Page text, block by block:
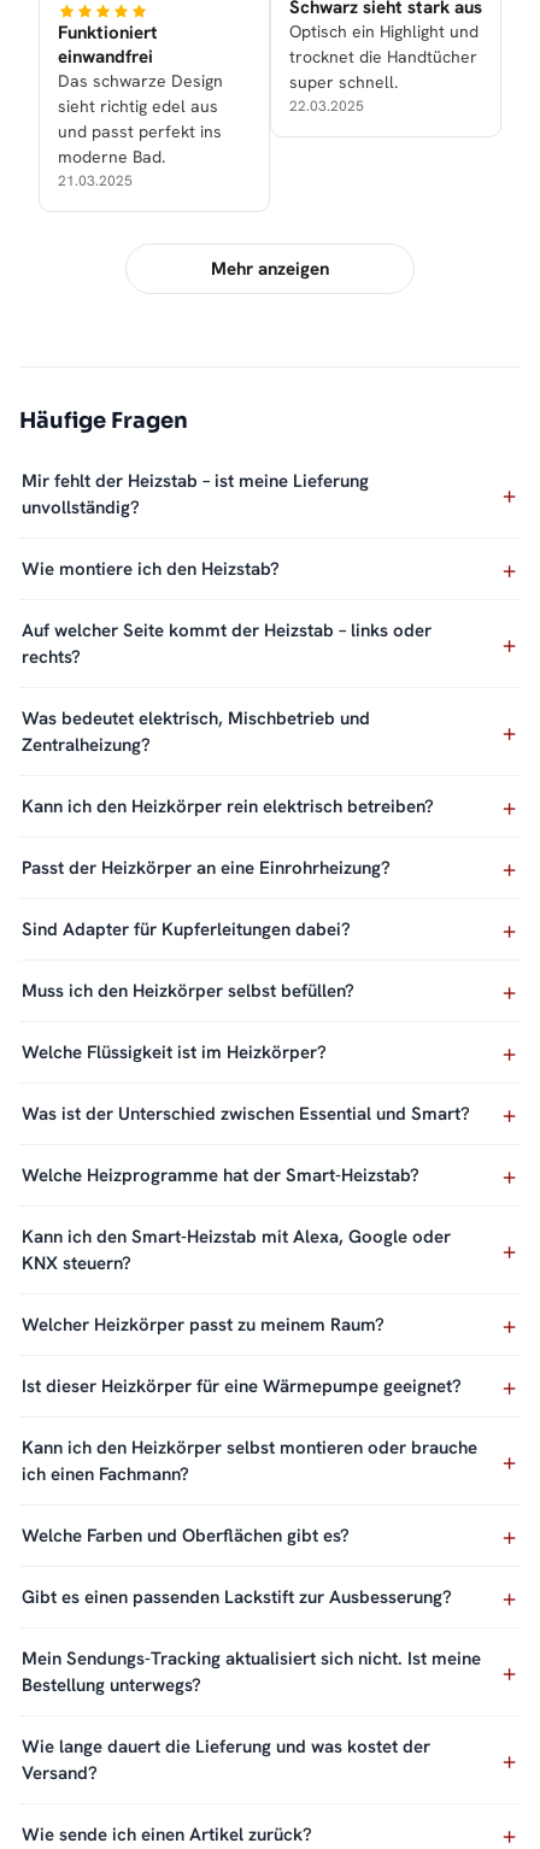
Funktioniert
einwandfrei
Das schwarze Design
sieht richtig edel aus
und passt perfekt ins
moderne Bad.
21.03.2025
Schwarz sieht stark aus
Optisch ein Highlight und
trocknet die Handtücher
super schnell.
22.03.2025
Mehr anzeigen
Häufige Fragen
Mir fehlt der Heizstab – ist meine Lieferung
unvollständig?
Wie montiere ich den Heizstab?
Auf welcher Seite kommt der Heizstab – links oder
rechts?
Was bedeutet elektrisch, Mischbetrieb und
Zentralheizung?
Kann ich den Heizkörper rein elektrisch betreiben?
Passt der Heizkörper an eine Einrohrheizung?
Sind Adapter für Kupferleitungen dabei?
Muss ich den Heizkörper selbst befüllen?
Welche Flüssigkeit ist im Heizkörper?
Was ist der Unterschied zwischen Essential und Smart?
Welche Heizprogramme hat der Smart-Heizstab?
Kann ich den Smart-Heizstab mit Alexa, Google oder
KNX steuern?
Welcher Heizkörper passt zu meinem Raum?
Ist dieser Heizkörper für eine Wärmepumpe geeignet?
Kann ich den Heizkörper selbst montieren oder brauche
ich einen Fachmann?
Welche Farben und Oberflächen gibt es?
Gibt es einen passenden Lackstift zur Ausbesserung?
Mein Sendungs-Tracking aktualisiert sich nicht. Ist meine
Bestellung unterwegs?
Wie lange dauert die Lieferung und was kostet der
Versand?
Wie sende ich einen Artikel zurück?